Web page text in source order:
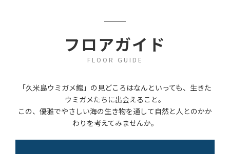
フロアガイド
FLOOR GUIDE
「久米島ウミガメ館」の見どころはなんといっても、生きた
ウミガメたちに出会えること。
この、優雅でやさしい海の生き物を通して自然と人とのかか
わりを考えてみませんか。